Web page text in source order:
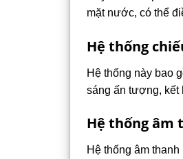
mặt nước, có thể
Hệ thống
Hệ thống này bao
sáng ấn tượng,
Hệ thống âm
Hệ thống âm